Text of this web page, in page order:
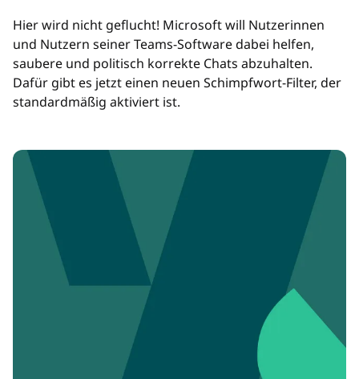
Hier wird nicht geflucht! Microsoft will Nutzerinnen
und Nutzern seiner Teams-Software dabei helfen,
saubere und politisch korrekte Chats abzuhalten.
Dafür gibt es jetzt einen neuen Schimpfwort-Filter, der
standardmäßig aktiviert ist.